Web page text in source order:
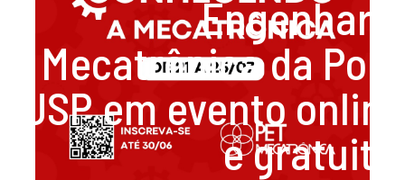
Engenharia
Mecatrônica da Poli-
USP em evento online
e gratuito